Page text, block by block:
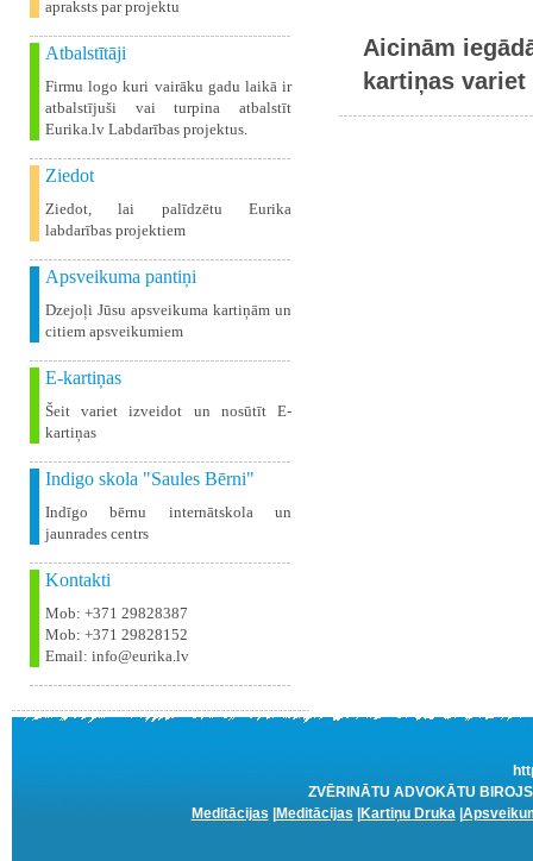
apraksts par projektu
Atbalstītāji
Firmu logo kuri vairāku gadu laikā ir
atbalstījuši vai turpina atbalstīt
Eurika.lv Labdarības projektus.
Ziedot
Ziedot, lai palīdzētu Eurika
labdarības projektiem
Apsveikuma pantiņi
Dzejoļi Jūsu apsveikuma kartiņām un
citiem apsveikumiem
E-kartiņas
Šeit variet izveidot un nosūtīt E-
kartiņas
Indigo skola "Saules Bērni"
Indīgo bērnu internātskola un
jaunrades centrs
Kontakti
Mob: +371 29828387
Mob: +371 29828152
Email: info@eurika.lv
Aicinām
kartiņas variet
ZVĒRINĀTU ADVOKĀTU
Meditācijas
Meditācijas Kartiņu Druka|